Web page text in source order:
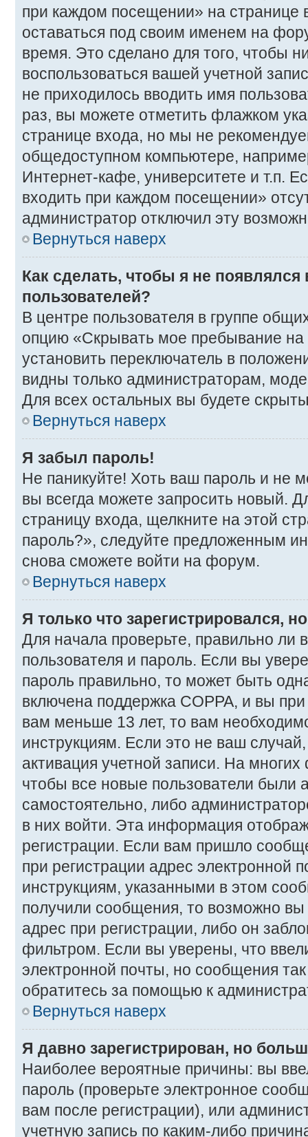
при каждом посещении» на странице
оставаться под своим именем на
время. Это сделано для того, чтобы
воспользоваться вашей учетной
не приходилось вводить имя
раз, вы можете отметить флажком
странице входа, но мы не
общедоступном компьютере,
Интернет-кафе, университете и т.п.
входить при каждом посещении»
администратор отключил эту
Вернуться наверх
Как сделать, чтобы я не появлялся
пользователей?
В центре пользователя в группе
опцию «Скрывать мое пребывание
установить переключатель в
видны только администраторам,
Для всех остальных вы будете
Вернуться наверх
Я забыл пароль!
Не паникуйте! Хоть ваш пароль и не
вы всегда можете запросить новый.
страницу входа, щелкните на этой
пароль?», следуйте предложенным
снова сможете войти на форум.
Вернуться наверх
Я только что зарегистрировался,
Для начала проверьте, правильно ли
пользователя и пароль. Если вы
пароль правильно, то может быть
включена поддержка COPPA, и вы при
вам меньше 13 лет, то вам
инструкциям. Если это не ваш случай,
активация учетной записи. На
чтобы все новые пользователи были
самостоятельно, либо
в них войти. Эта информация
регистрации. Если вам пришло
при регистрации адрес электронной
инструкциям, указанными в этом
получили сообщения, то возможно
адрес при регистрации, либо он
фильтром. Если вы уверены, что
электронной почты, но сообщения
обратитесь за помощью к
Вернуться наверх
Я давно зарегистрирован, но
Наиболее вероятные причины: вы
пароль (проверьте электронное
вам после регистрации), или
учетную запись по каким-либо